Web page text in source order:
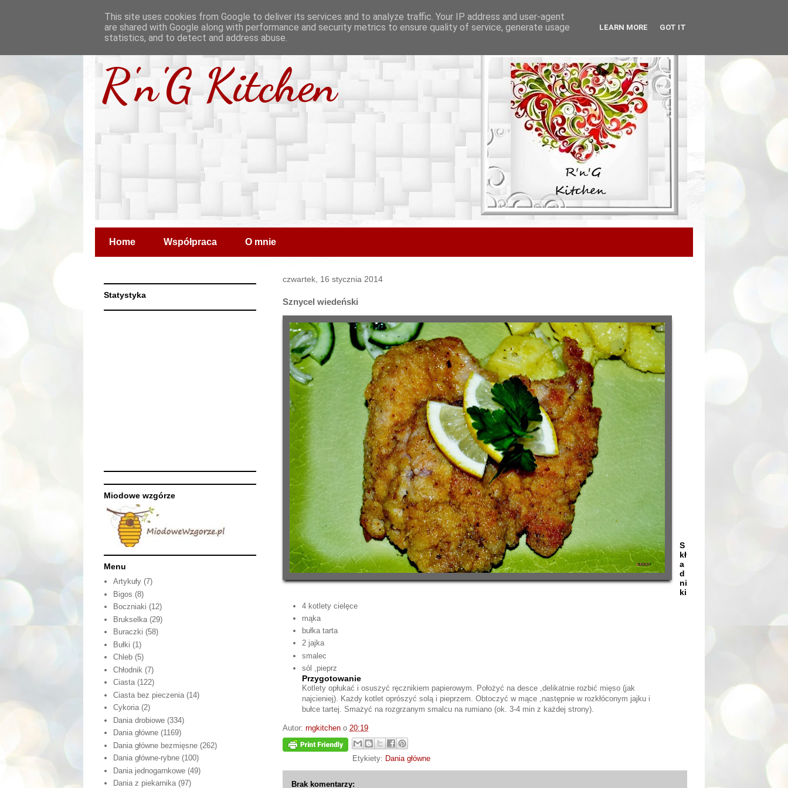
R'n'G Kitchen
Home Współpraca O mnie
czwartek, 16 stycznia 2014
Sznycel wiedeński
S
kł
a
d
ni
ki
4 kotlety cielęce
mąka
bułka tarta
2 jajka
smalec
sól ,pieprz
Przygotowanie
Kotlety opłukać i osuszyć ręcznikiem papierowym. Położyć na desce ,delikatnie rozbić mięso (jak
najcieniej). Każdy kotlet oprószyć solą i pieprzem. Obtoczyć w mące ,następnie w rozkłóconym jajku i
bułce tartej. Smażyć na rozgrzanym smalcu na rumiano (ok. 3-4 min z każdej strony).
Autor: rngkitchen o 20:19
Etykiety: Dania główne
Brak komentarzy:
Statystyka
Miodowe wzgórze
Menu
Artykuły (7)
Bigos (8)
Boczniaki (12)
Brukselka (29)
Buraczki (58)
Bułki (1)
Chleb (5)
Chłodnik (7)
Ciasta (122)
Ciasta bez pieczenia (14)
Cykoria (2)
Dania drobiowe (334)
Dania główne (1169)
Dania główne bezmięsne (262)
Dania główne-rybne (100)
Dania jednogarnkowe (49)
Dania z piekarnika (97)
This site uses cookies from Google to deliver its services and to analyze traffic. Your IP address and user-agent
are shared with Google along with performance and security metrics to ensure quality of service, generate usage
statistics, and to detect and address abuse.
LEARN MORE GOT IT